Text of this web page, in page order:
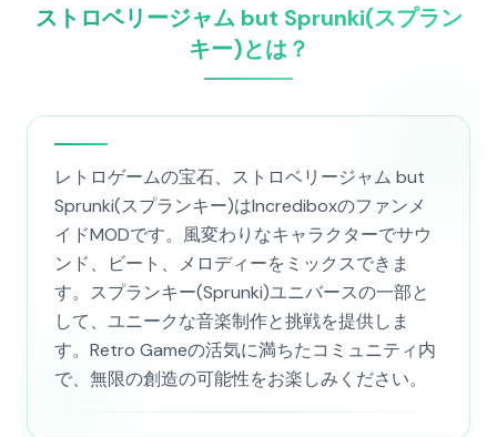
ストロベリージャム but Sprunki(スプラン
キー)とは？
レトロゲームの宝石、ストロベリージャム but
Sprunki(スプランキー)はIncrediboxのファンメ
イドMODです。風変わりなキャラクターでサウ
ンド、ビート、メロディーをミックスできま
す。スプランキー(Sprunki)ユニバースの一部と
して、ユニークな音楽制作と挑戦を提供しま
す。Retro Gameの活気に満ちたコミュニティ内
で、無限の創造の可能性をお楽しみください。